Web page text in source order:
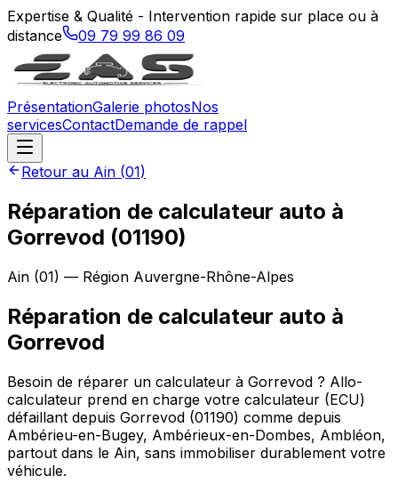
Expertise & Qualité - Intervention rapide sur place ou à
distance
09 79 99 86 09
PrésentationGalerie photosNos
servicesContactDemande de rappel
Retour au Ain (01)
Réparation de calculateur auto à
Gorrevod (01190)
Ain (01) — Région Auvergne-Rhône-Alpes
Réparation de calculateur auto à
Gorrevod
Besoin de réparer un calculateur à Gorrevod ? Allo-
calculateur prend en charge votre calculateur (ECU)
défaillant depuis Gorrevod (01190) comme depuis
Ambérieu-en-Bugey, Ambérieux-en-Dombes, Ambléon,
partout dans le Ain, sans immobiliser durablement votre
véhicule.